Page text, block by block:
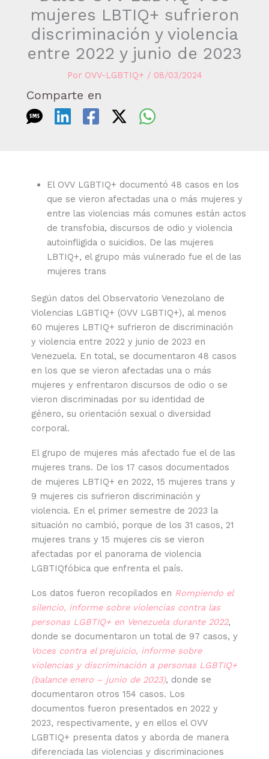
mujeres LBTIQ+ sufrieron
discriminación y violencia
entre 2022 y junio de 2023
Por OVV-LGBTIQ+ / 08/03/2024
Comparte en
El OVV LGBTIQ+ documentó 48 casos en los
que se vieron afectadas una o más mujeres y
entre las violencias más comunes están actos
de transfobia, discursos de odio y violencia
autoinfligida o suicidios. De las mujeres
LBTIQ+, el grupo más vulnerado fue el de las
mujeres trans
Según datos del Observatorio Venezolano de
Violencias LGBTIQ+ (OVV LGBTIQ+), al menos
60 mujeres LBTIQ+ sufrieron de discriminación
y violencia entre 2022 y junio de 2023 en
Venezuela. En total, se documentaron 48 casos
en los que se vieron afectadas una o más
mujeres y enfrentaron discursos de odio o se
vieron discriminadas por su identidad de
género, su orientación sexual o diversidad
corporal.
El grupo de mujeres más afectado fue el de las
mujeres trans. De los 17 casos documentados
de mujeres LBTIQ+ en 2022, 15 mujeres trans y
9 mujeres cis sufrieron discriminación y
violencia. En el primer semestre de 2023 la
situación no cambió, porque de los 31 casos, 21
mujeres trans y 15 mujeres cis se vieron
afectadas por el panorama de violencia
LGBTIQfóbica que enfrenta el país.
Los datos fueron recopilados en Rompiendo el
silencio, informe sobre violencias contra las
personas LGBTIQ+ en Venezuela durante 2022,
donde se documentaron un total de 97 casos, y
Voces contra el prejuicio, informe sobre
violencias y discriminación a personas LGBTIQ+
(balance enero – junio de 2023), donde se
documentaron otros 154 casos. Los
documentos fueron presentados en 2022 y
2023, respectivamente, y en ellos el OVV
LGBTIQ+ presenta datos y aborda de manera
diferenciada las violencias y discriminaciones